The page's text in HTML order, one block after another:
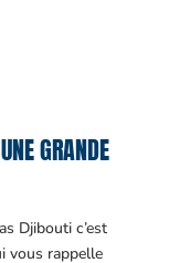
GRANDE
Djibouti c’est
vous rappelle